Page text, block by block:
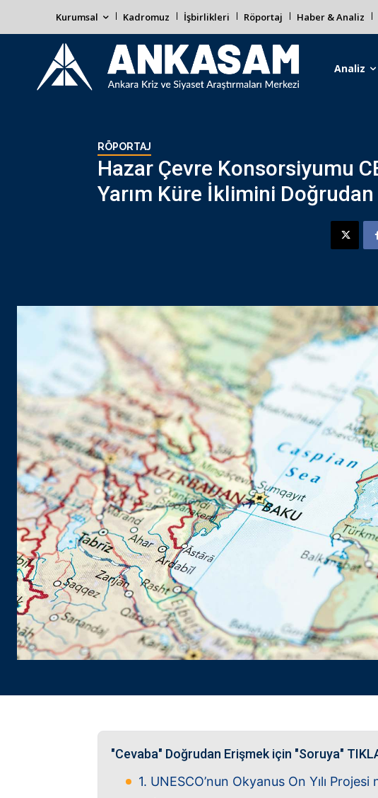
Kurumsal Kadromuz İşbirlikleri Röportaj Haber & Analiz
Analiz
RÖPORTAJ
Hazar Çevre Konsorsiyumu
Yarım Küre İklimini
"Cevaba" Doğrudan Erişmek için "Soruya"
1. UNESCO’nun Okyanus On Yılı